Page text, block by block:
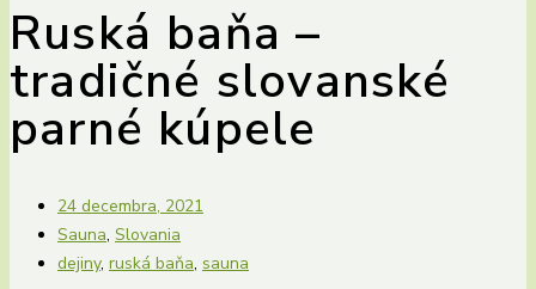
Ruská baňa –
tradičné slovanské
parné kúpele
24 decembra, 2021
Sauna, Slovania
dejiny, ruská baňa, sauna